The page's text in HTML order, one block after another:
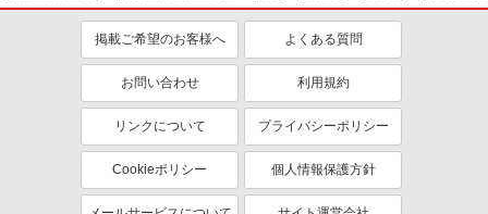
掲載ご希望のお客様へ よくある質問
お問い合わせ 利用規約
リンクについて プライバシーポリシー
Cookieポリシー 個人情報保護方針